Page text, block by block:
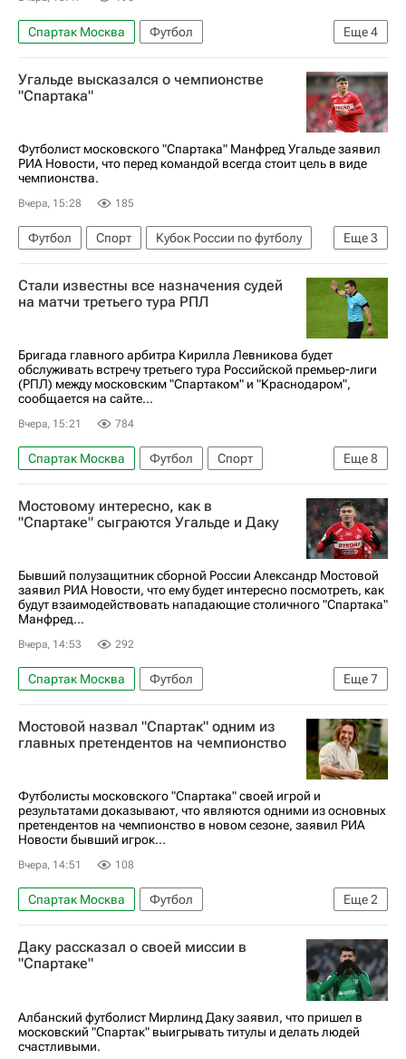
Еще4
Спартак Москва
Футбол
Игорь Дмитриев (24.07.2004)
Оренбург
РПЛ 2026-2027 (Чемпионат России по футболу)
Угальде высказался о чемпионстве
"Спартака"
Футболист московского "Спартака" Манфред Угальде заявил
РИА Новости, что перед командой всегда стоит цель в виде
чемпионства.
Вчера, 15:28 185
Еще3
Футбол Спорт
Кубок России по футболу
Манфред Угальде
Оренбург
РПЛ 2026-2027 (Чемпионат России по футболу)
Стали известны все назначения судей
на матчи третьего тура РПЛ
Бригада главного арбитра Кирилла Левникова будет
обслуживать встречу третьего тура Российской премьер-лиги
(РПЛ) между московским "Спартаком" и "Краснодаром",
сообщается на сайте...
Вчера, 15:21 784
Еще8
Спартак Москва Футбол
Спорт
Кирилл Левников
Российский футбольный союз (РФС)
РПЛ 2026-2027 (Чемпионат России по футболу)
Москва
Самара
Калининград
Артем Чистяков (15.04.2007)
Мостовому интересно, как в
"Спартаке" сыграются Угальде и Даку
Бывший полузащитник сборной России Александр Мостовой
заявил РИА Новости, что ему будет интересно посмотреть, как
будут взаимодействовать нападающие столичного "Спартака"
Манфред...
Вчера, 14:53 292
Еще7
Спартак Москва
Футбол
Александр Мостовой
Трансферы в РПЛ
Манфред Угальде
Мирлинд Даку
Рубин
РПЛ 2026-2027 (Чемпионат России по футболу)
Мостовой назвал "Спартак" одним из
главных претендентов на чемпионство
Футболисты московского "Спартака" своей игрой и
результатами доказывают, что являются одними из основных
претендентов на чемпионство в новом сезоне, заявил РИА
Новости бывший игрок...
Вчера, 14:51 108
Еще2
Спартак Москва
Футбол
Александр Мостовой
РПЛ 2026-2027 (Чемпионат России по футболу)
Даку рассказал о своей миссии в
"Спартаке"
Албанский футболист Мирлинд Даку заявил, что пришел в
московский "Спартак" выигрывать титулы и делать людей
счастливыми.